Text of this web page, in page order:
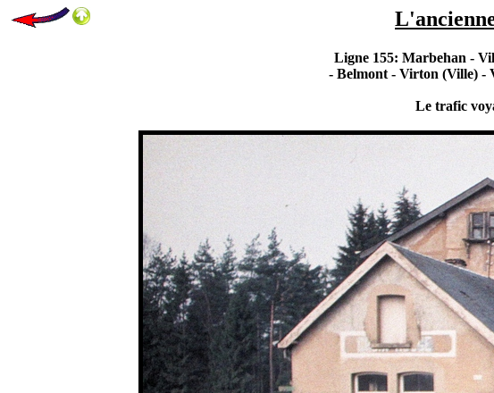
Ligne 155: Marbehan -
- Belmont - Virton (Ville) -
Le trafic